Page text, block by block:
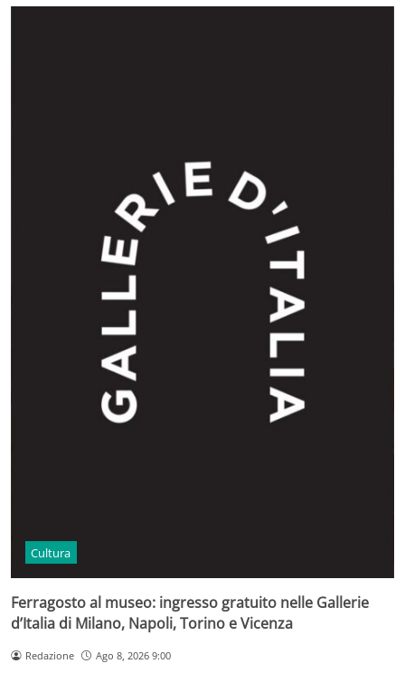
Cultura
Ferragosto al museo: ingresso gratuito nelle Gallerie
d’Italia di Milano, Napoli, Torino e Vicenza
Redazione Ago 8, 2026 9:00